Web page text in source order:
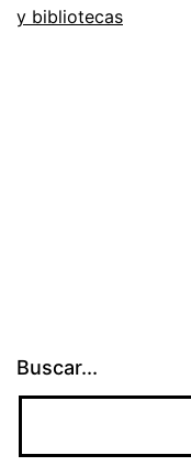
y bibliotecas
Buscar...